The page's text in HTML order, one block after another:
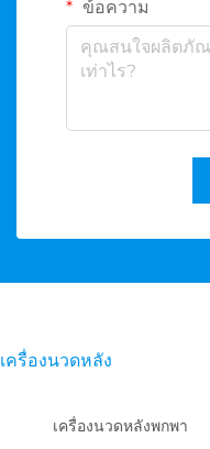
ข้อความ
เครื่องนวดหลัง
เครื่องนวดหลังพกพา